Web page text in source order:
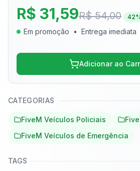
R$ 31,59R$ 54,00 42
Em promoção • Entrega imediata
Adicionar ao
CATEGORIAS
FiveM Veículos Policiais
FiveM Veículos de Emergência
TAGS